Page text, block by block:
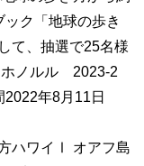
ク「地球の歩き
て、抽選で25名様
ホノルル 2023-2
年8月11日
ハワイⅠ オアフ島